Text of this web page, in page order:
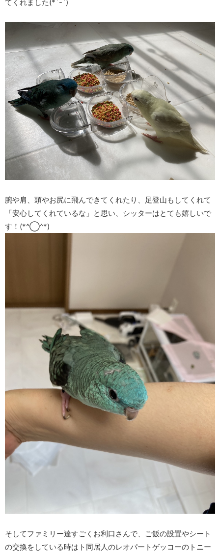
てくれました(*´-`)
腕や肩、頭やお尻に飛んできてくれたり、足登山もしてくれて
「安心してくれているな」と思い、シッターはとても嬉しいで
す！(*^◯^*)
そしてファミリー達すごくお利口さんで、ご飯の設置やシート
の交換をしている時はト同居人のレオパートゲッコーのトニー